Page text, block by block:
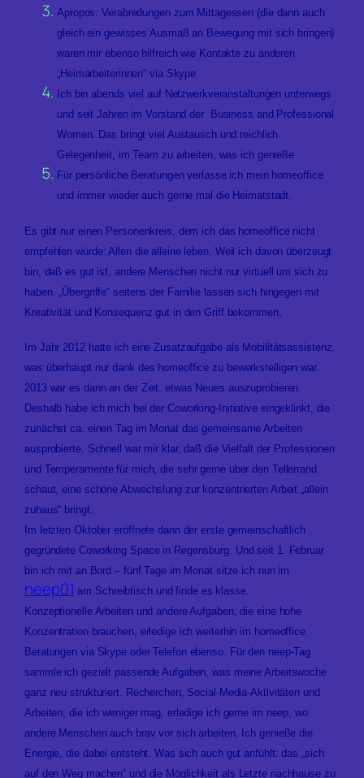
Apropos: Verabredungen zum Mittagessen (die dann auch
gleich ein gewisses Ausmaß an Bewegung mit sich bringen)
waren mir ebenso hilfreich wie Kontakte zu anderen
„Heimarbeiterinnen“ via Skype
Ich bin abends viel auf Netzwerkveranstaltungen unterwegs
und seit Jahren im Vorstand der
Business and Professional
Women. Das bringt viel Austausch und reichlich
Gelegenheit, im Team zu arbeiten, was ich genieße
Für persönliche Beratungen verlasse ich mein homeoffice
und immer wieder auch gerne mal die Heimatstadt.
Es gibt nur einen Personenkreis, dem ich das homeoffice nicht
empfehlen würde: Allen die alleine leben. Weil ich davon überzeugt
bin, daß es gut ist, andere Menschen nicht nur virtuell um sich zu
haben. „Übergriffe“ seitens der Familie lassen sich hingegen mit
Kreativität und Konsequenz gut in den Griff bekommen,
Im Jahr 2012 hatte ich eine Zusatzaufgabe als Mobilitätsassistenz,
was überhaupt nur dank des homeoffice zu bewerkstelligen war.
2013 war es dann an der Zeit, etwas Neues auszuprobieren.
Deshalb habe ich mich bei der Coworking-Initiative eingeklinkt, die
zunächst ca. einen Tag im Monat das gemeinsame Arbeiten
ausprobierte. Schnell war mir klar, daß die Vielfalt der Professionen
und Temperamente für mich, die sehr gerne über den Tellerrand
schaut, eine schöne Abwechslung zur konzentrierten Arbeit „allein
zuhaus“ bringt.
Im letzten Oktober eröffnete dann der erste gemeinschaftlich
gegründete Coworking Space in Regensburg. Und seit 1. Februar
bin ich mit an Bord – fünf Tage im Monat sitze ich nun im
neep01 am Schreibtisch und finde es klasse.
Konzeptionelle Arbeiten und andere Aufgaben, die eine hohe
Konzentration brauchen, erledige ich weiterhin im homeoffice.
Beratungen via Skype oder Telefon ebenso. Für den neep-Tag
sammle ich gezielt passende Aufgaben, was meine Arbeitswoche
ganz neu strukturiert. Recherchen, Social-Media-Aktivitäten und
Arbeiten, die ich weniger mag, erledige ich gerne im neep, wo
andere Menschen auch brav vor sich arbeiten. Ich genieße die
Energie, die dabei entsteht. Was sich auch gut anfühlt: das „sich
auf den Weg machen“ und die Möglichkeit als Letzte nachhause zu